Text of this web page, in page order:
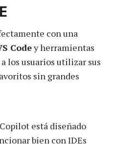
con una
Codey herramientas
los usuarios utilizar sus
sin grandes
está diseñado
bien con IDEs